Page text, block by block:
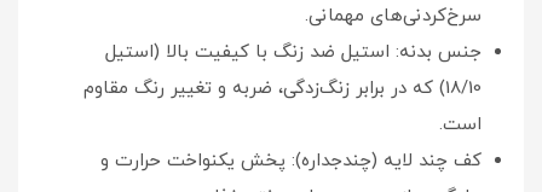
سرخ‌کردنی‌های مهمانی.
جنس بدنه: استیل ضد زنگ با کیفیت بالا (استیل
18/10) که در برابر زنگ‌زدگی، ضربه و تغییر رنگ مقاوم
است.
کف چند لایه (چندجداره): پخش یکنواخت حرارت و